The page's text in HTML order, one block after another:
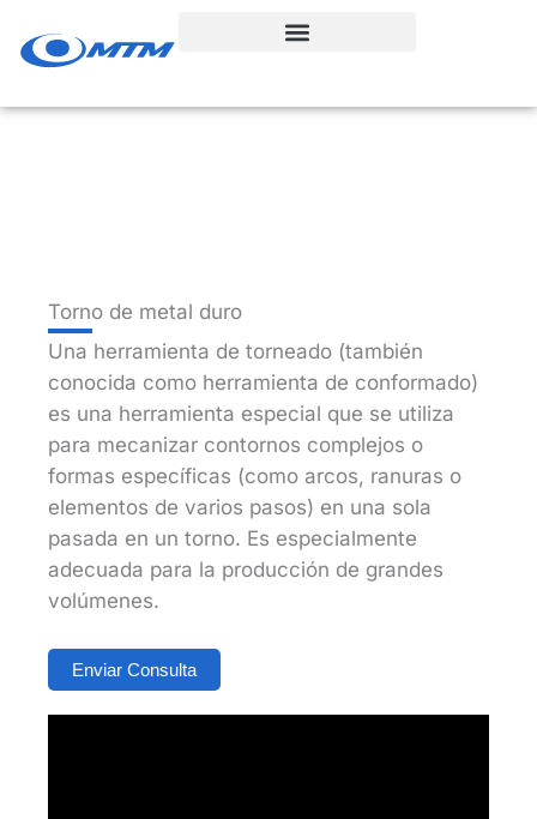
Torno de metal duro
Una herramienta de torneado (también
conocida como herramienta de conformado)
es una herramienta especial que se utiliza
para mecanizar contornos complejos o
formas específicas (como arcos, ranuras o
elementos de varios pasos) en una sola
pasada en un torno. Es especialmente
adecuada para la producción de grandes
volúmenes.
Enviar Consulta